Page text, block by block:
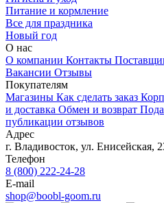
Питание и кормление
Все для праздника
Новый год
О нас
О компании Контакты
Вакансии Отзывы
Покупателям
Магазины Как сделать заказ
и доставка Обмен и возврат
публикации отзывов
Адрес
г. Владивосток, ул. Енисейская,
Телефон
8 (800) 222-24-28
E-mail
shop@boobl-goom.ru